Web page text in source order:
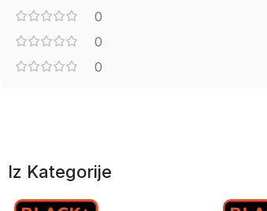
0
0
0
Iz Kategorije